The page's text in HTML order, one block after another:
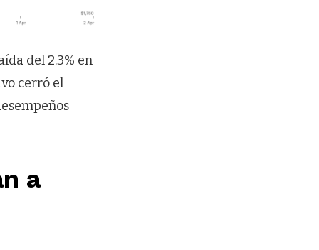
del 2.3% en
cerró el
a